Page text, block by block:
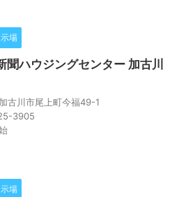
場
聞ハウジングセンター 加古川
古川市尾上町今福49-1
3905
場